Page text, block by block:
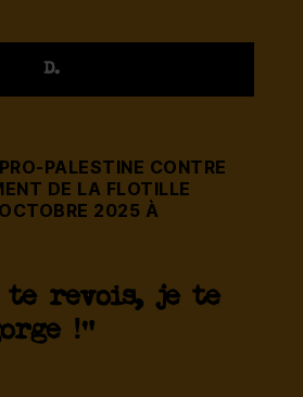
D.
PALESTINE CONTRE
DE LA FLOTILLE
2025 À
revois, je te
!”